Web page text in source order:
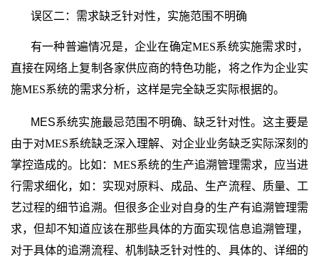
误区二：需求缺乏针对性，实施范围不明确
有一种普遍情况是，企业在确定MES系统实施需求时，
直接在网络上复制各家供应商的特色功能，将之作为企业实
施MES系统的需求分析，这样是完全缺乏实际根据的。
MES系统实施最忌范围不明确、缺乏针对性。这主要是
由于对MES系统缺乏深入理解、对企业业务缺乏实际深刻的
掌控造成的。比如：MES系统的生产追溯管理需求，应当进
行需求细化，如：实现对原料、成品、生产流程、质量、工
艺过程的细节追溯。但很多企业对自身的生产有追溯管理需
求，但却不知道应该在那些具体的方面实现信息追溯管理，
对于具体的追溯流程、机制缺乏针对性的、具体的、详细的